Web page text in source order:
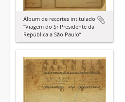
Álbum de recortes intitulado
“Viagem do Sr Presidente da
República a São Paulo”